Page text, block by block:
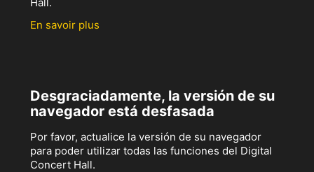
En savoir plus
Desgraciadamente, la versión de su
navegador está desfasada
Por favor, actualice la versión de su navegador
para poder utilizar todas las funciones del Digital
Concert Hall.